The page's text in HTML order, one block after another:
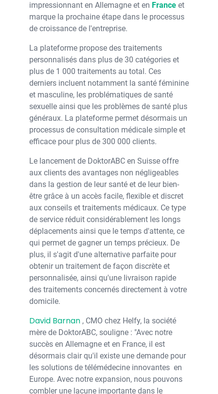
impressionnant en Allemagne et en France et
marque la prochaine étape dans le processus
de croissance de l'entreprise.
La plateforme propose des traitements
personnalisés dans plus de 30 catégories et
plus de 1 000 traitements au total. Ces
derniers incluent notamment la santé féminine
et masculine, les problématiques de santé
sexuelle ainsi que les problèmes de santé plus
généraux. La plateforme permet désormais un
processus de consultation médicale simple et
efficace pour plus de 300 000 clients.
Le lancement de DoktorABC en Suisse offre
aux clients des avantages non négligeables
dans la gestion de leur santé et de leur bien-
être grâce à un accès facile, flexible et discret
aux conseils et traitements médicaux. Ce type
de service réduit considérablement les longs
déplacements ainsi que le temps d'attente, ce
qui permet de gagner un temps précieux. De
plus, il s'agit d'une alternative parfaite pour
obtenir un traitement de façon discrète et
personnalisée, ainsi qu'une livraison rapide
des traitements concernés directement à votre
domicile.
David Barnan , CMO chez Helfy, la société
mère de DoktorABC, souligne : "Avec notre
succès en Allemagne et en France, il est
désormais clair qu'il existe une demande pour
les solutions de télémédecine innovantes en
Europe. Avec notre expansion, nous pouvons
combler une lacune importante dans le